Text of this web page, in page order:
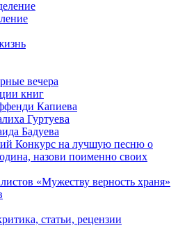
вечера
книг
Капиева
Гуртуева
Бадуева
Конкурс на лучшую песню о
назови поименно своих
«Мужеству верность храня»
статьи, рецензии